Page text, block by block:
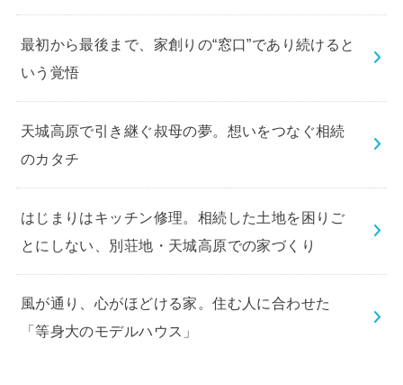
最初から最後まで、家創りの“窓口”であり続けると
いう覚悟
天城高原で引き継ぐ叔母の夢。想いをつなぐ相続
のカタチ
はじまりはキッチン修理。相続した土地を困りご
とにしない、別荘地・天城高原での家づくり
風が通り、心がほどける家。住む人に合わせた
「等身大のモデルハウス」